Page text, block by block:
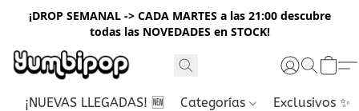
¡DROP SEMANAL -> CADA MARTES a las 21:00 descubre
todas las NOVEDADES en STOCK!
¡NUEVAS LLEGADAS! 🆕 Categorías Exclusivos ✨